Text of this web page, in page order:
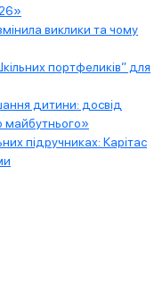
виклики та чому
портфеликів” для
дитини: досвід
майбутнього»
підручниках: Карітас